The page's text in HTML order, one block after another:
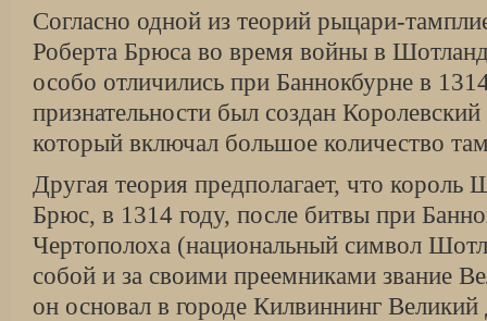
Согласно одной из теорий рыцари-
Роберта Брюса во время войны в
особо отличились при Баннокбурне в
признательности был создан
который включал большое количество
Другая теория предполагает, что король
Брюс, в 1314 году, после битвы при
Чертополоха (национальный символ
собой и за своими преемниками звание
он основал в городе Килвиннинг